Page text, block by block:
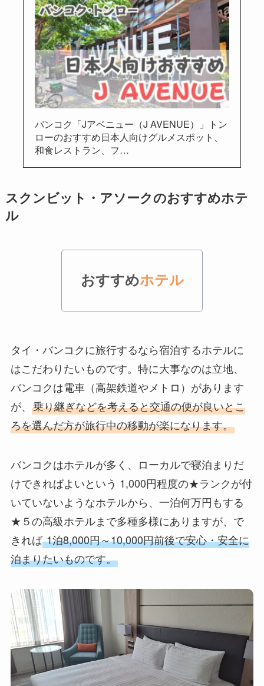
バンコク「Jアベニュー（J AVENUE）」トン
ローのおすすめ日本人向けグルメスポット、
和食レストラン、フ…
スクンビット・アソークのおすすめホテ
ル
おすすめホテル
タイ・バンコクに旅行するなら宿泊するホテルに
はこだわりたいものです。特に大事なのは立地、
バンコクは電車（高架鉄道やメトロ）があります
が、 乗り継ぎなどを考えると交通の便が良いとこ
ろを選んだ方が旅行中の移動が楽になります。
バンコクはホテルが多く、ローカルで寝泊まりだ
けできればよいという 1,000円程度の★ランクが付
いていないようなホテルから、一泊何万円もする
★５の高級ホテルまで多種多様にありますが、で
きれば1泊8,000円～10,000円前後で安心・安全に
泊まりたいものです。